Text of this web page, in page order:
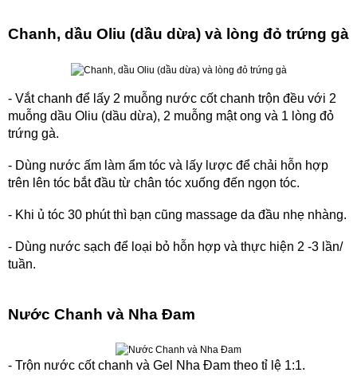
Chanh, dầu Oliu (dầu dừa) và lòng đỏ trứng gà
- Vắt chanh để lấy 2 muỗng nước cốt chanh trộn đều với 2
muỗng dầu Oliu (dầu dừa), 2 muỗng mật ong và 1 lòng đỏ
trứng gà.
- Dùng nước ấm làm ẩm tóc và lấy lược để chải hỗn hợp
trên lên tóc bắt đầu từ chân tóc xuống đến ngọn tóc.
- Khi ủ tóc 30 phút thì bạn cũng massage da đầu nhẹ nhàng.
- Dùng nước sạch để loại bỏ hỗn hợp và thực hiện 2 -3 lần/
tuần.
Nước Chanh và Nha Đam
- Trộn nước cốt chanh và Gel Nha Đam theo tỉ lệ 1:1.